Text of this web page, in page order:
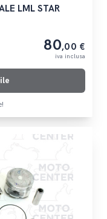
LML STAR
80,00 €
iva inclusa